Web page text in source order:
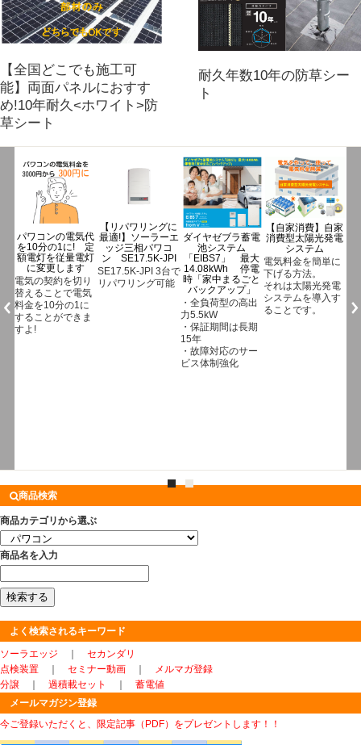
【全国どこでも施工可
能】両面パネルにおすす
め!10年耐久<ホワイト>防
草シート
耐久年数10年の防草シー
ト
ダイヤゼブラ蓄電
池システム
「EIBS7」 最大
14.08kWh 停電
時「家中まるごと
バックアップ」
・全負荷型の高出
力5.5kW
・保証期間は長期
【自家消費】自家
消費型太陽光発電
システム
電気料金を簡単に
下げる方法。
それは太陽光発電
ジンコソーラー蓄
電池
「SUNTANK」
長期保証の15年
ジンコソーラー蓄
電池
「SUNTANK」
長期保証の15年
【eソラメンテ-Z
eZ-10】低圧発電
所のパネル点検は
これ1台でOK
【eソラメンテ-
Z(eZ-10)でできる
こと】
商品検索
商品カテゴリから選ぶ
商品名を入力
よく検索されるキーワード
ソーラエッジ
セカンダリ
点検装置
セミナー動画
メルマガ登録
分譲
過積載セット
蓄電値
メールマガジン登録
今ご登録いただくと、限定記事（PDF）をプレゼントします！！